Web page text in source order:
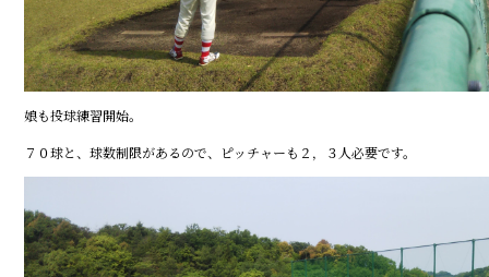
娘も投球練習開始。
７０球と、球数制限があるので、ピッチャーも２，３人必要です。